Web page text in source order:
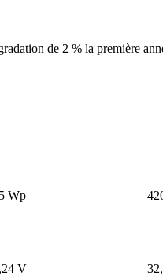
de 2 % la première
Wp
V